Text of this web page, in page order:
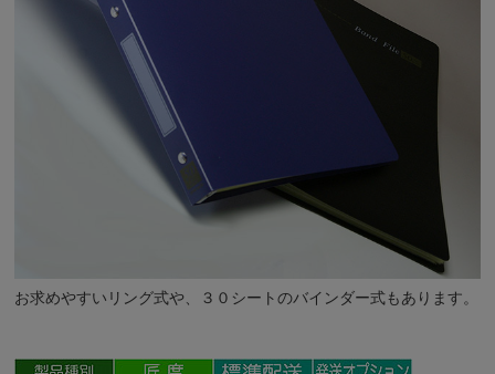
お求めやすいリング式や、３０シートのバインダー式もあります。